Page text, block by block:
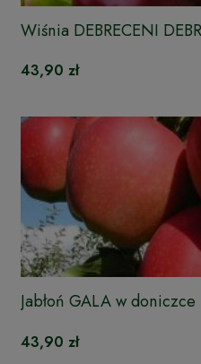
Wiśnia DEBRECENI
43,90 zł
Jabłoń GALA w doniczce
43,90 zł